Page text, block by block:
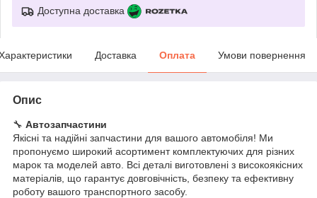
Доступна доставка
Доставка Оплата Умови повернення
Опис
🔧 Автозапчастини
Якісні та надійні запчастини для вашого автомобіля! Ми
пропонуємо широкий асортимент комплектуючих для різних
марок та моделей авто. Всі деталі виготовлені з високоякісних
матеріалів, що гарантує довговічність, безпеку та ефективну
роботу вашого транспортного засобу.